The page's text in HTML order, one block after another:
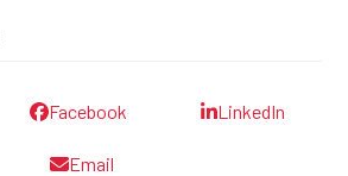
Facebook LinkedIn
Email